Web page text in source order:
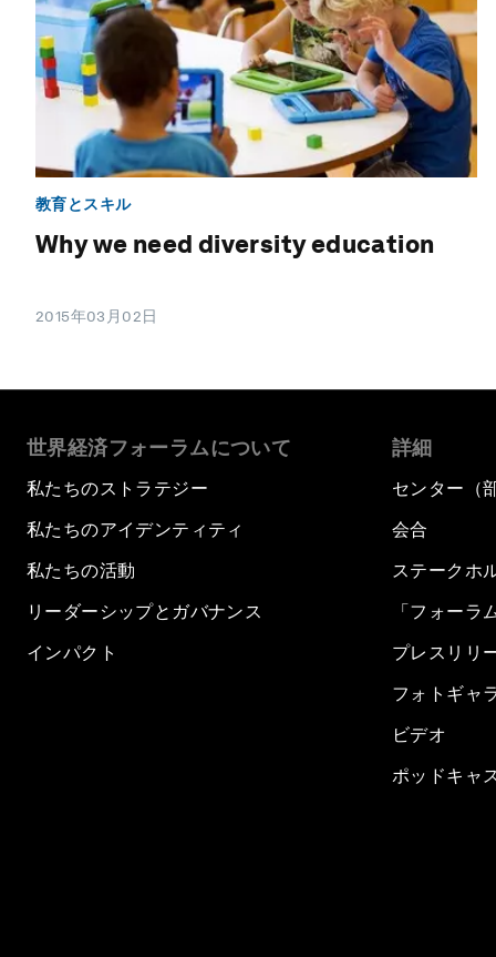
教育とスキル
Why we need diversity education
2015年03月02日
世界経済フォーラムについて
私たちのストラテジー
私たちのアイデンティティ
私たちの活動
リーダーシップとガバナンス
インパクト
詳細
センター（
会合
ステークホ
「フォーラ
プレスリリ
フォトギャ
ビデオ
ポッドキャ